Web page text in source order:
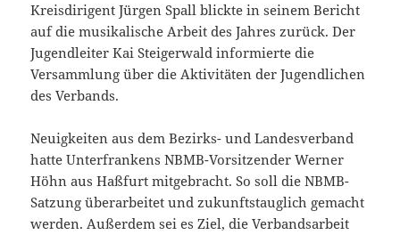
Kreisdirigent Jürgen Spall blickte in seinem Bericht
auf die musikalische Arbeit des Jahres zurück. Der
Jugendleiter Kai Steigerwald informierte die
Versammlung über die Aktivitäten der Jugendlichen
des Verbands.
Neuigkeiten aus dem Bezirks- und Landesverband
hatte Unterfrankens NBMB-Vorsitzender Werner
Höhn aus Haßfurt mitgebracht. So soll die NBMB-
Satzung überarbeitet und zukunftstauglich gemacht
werden. Außerdem sei es Ziel, die Verbandsarbeit